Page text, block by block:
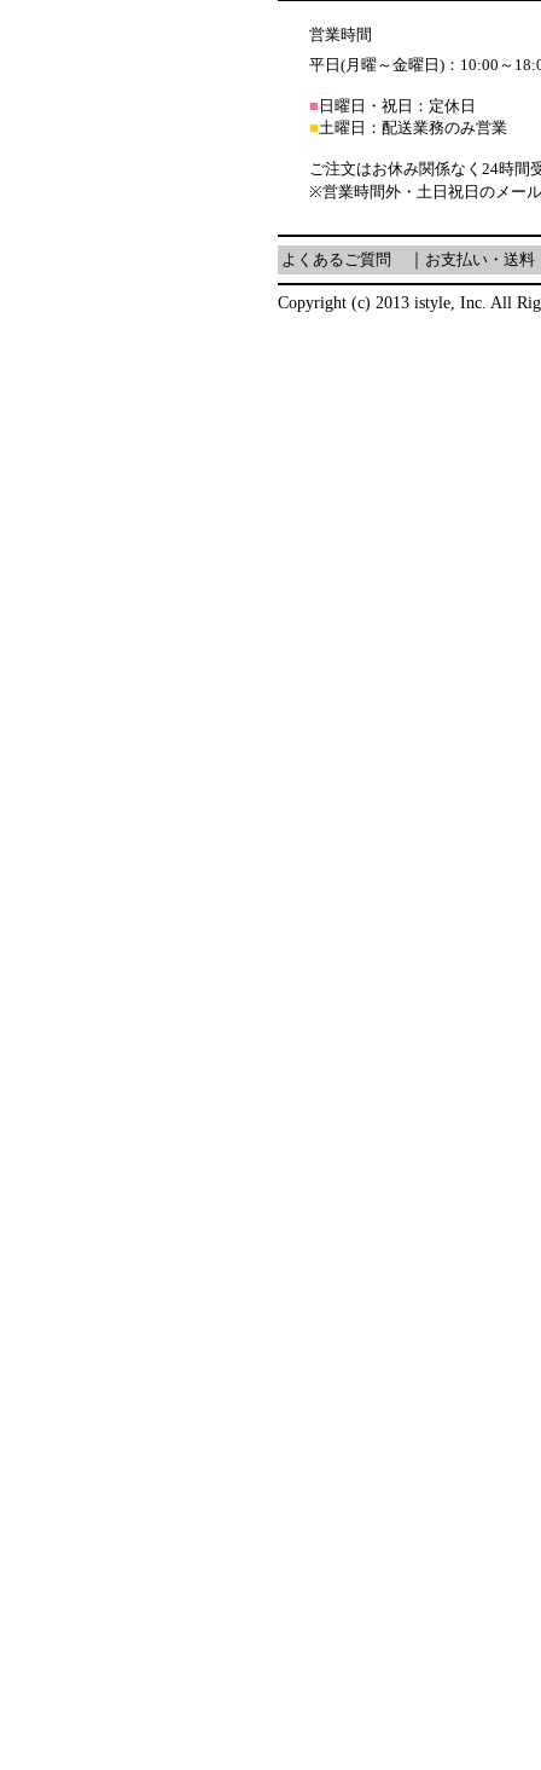
営業時間
平日(月曜～金曜日)：10:00～
■ 日曜日・祝日：定休日
■土曜日：配送業務のみ営業
ご注文はお休み関係なく24時間
※営業時間外・土日祝日のメー
よくあるご質問 お支払い・送料
Copyright (c) 2013 istyle, Inc. All